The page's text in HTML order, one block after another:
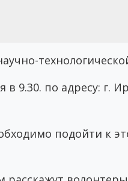
9.30. по адресу: г.
подойти к